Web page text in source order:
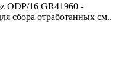
ODP/16 GR41960 -
сбора отработанных см..